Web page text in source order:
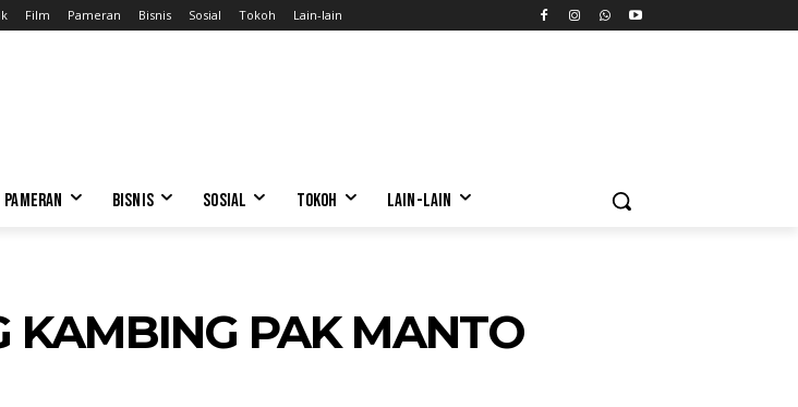
Film Pameran Bisnis Sosial Tokoh Lain-lain
PAMERAN BISNIS SOSIAL TOKOH LAIN-LAIN
KAMBING PAK MANTO